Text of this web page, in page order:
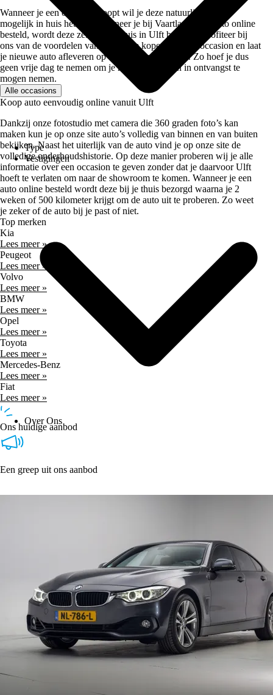
Type
Vestigingen
Over Ons
Wanneer je een occasion koopt wil je deze natuurlijk zo snel
mogelijk in huis hebben. Wanneer je bij Vaartland.nl je auto online
besteld, wordt deze zelfs bij je thuis in Ulft bezorgd. Profiteer bij
ons van de voordelen van het online kopen van een occasion en laat
je nieuwe auto afleveren op een adres naar keuze. Zo hoef je dus
geen vrije dag te nemen om je nieuwe occasion in ontvangst te
mogen nemen.
Alle occasions
Koop auto eenvoudig online vanuit Ulft
Dankzij onze fotostudio met camera die 360 graden foto’s kan
maken kun je op onze site auto’s volledig van binnen en van buiten
bekijken. Naast het uiterlijk van de auto vind je op onze site de
volledige onderhoudshistorie. Op deze manier proberen wij je alle
informatie over een occasion te geven zonder dat je daarvoor Ulft
hoeft te verlaten om naar de showroom te komen. Wanneer je een
auto online besteld wordt deze bij je thuis bezorgd waarna je 2
weken of 500 kilometer krijgt om de auto uit te proberen. Zo weet
je zeker of de auto bij je past of niet.
Top merken
Kia
Lees meer »
Peugeot
Lees meer »
Volvo
Lees meer »
BMW
Lees meer »
Opel
Lees meer »
Toyota
Lees meer »
Mercedes-Benz
Lees meer »
Fiat
Lees meer »
Ons huidige aanbod
Een greep uit ons aanbod